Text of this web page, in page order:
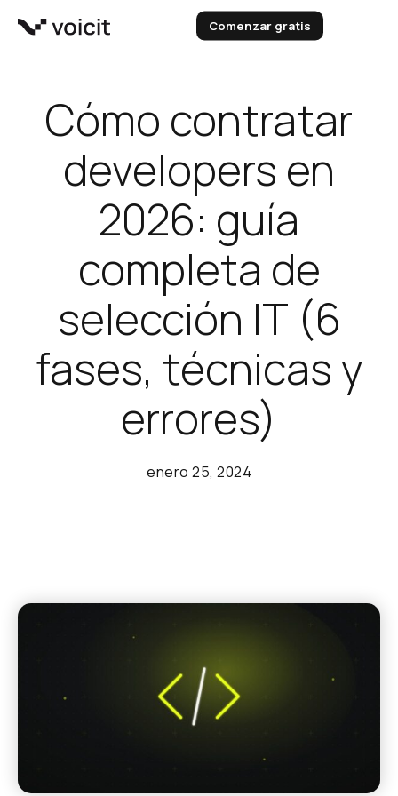
Comenzar gratis
Cómo contratar
developers en
2026: guía
completa de
selección IT (6
fases, técnicas y
errores)
enero 25, 2024